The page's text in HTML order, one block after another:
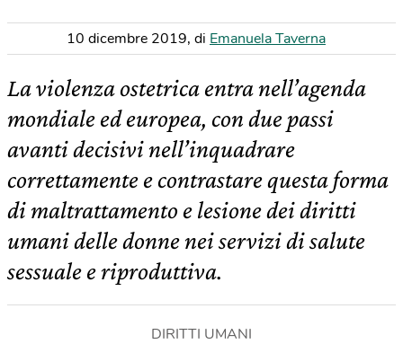
10 dicembre 2019, di Emanuela Taverna
La violenza ostetrica entra nell’agenda
mondiale ed europea, con due passi
avanti decisivi nell’inquadrare
correttamente e contrastare questa forma
di maltrattamento e lesione dei diritti
umani delle donne nei servizi di salute
sessuale e riproduttiva.
DIRITTI UMANI